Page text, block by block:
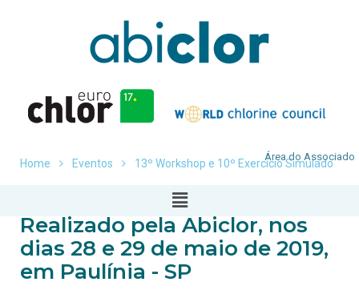
Área do Associado
Home Eventos 13º Workshop e 10º Exercício Simulado
Realizado pela Abiclor, nos
dias 28 e 29 de maio de 2019,
em Paulínia - SP